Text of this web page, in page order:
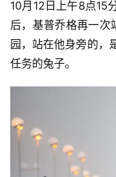
10月12日上午8点15
后，基普乔格再一
园，站在他身旁的，
任务的兔子。